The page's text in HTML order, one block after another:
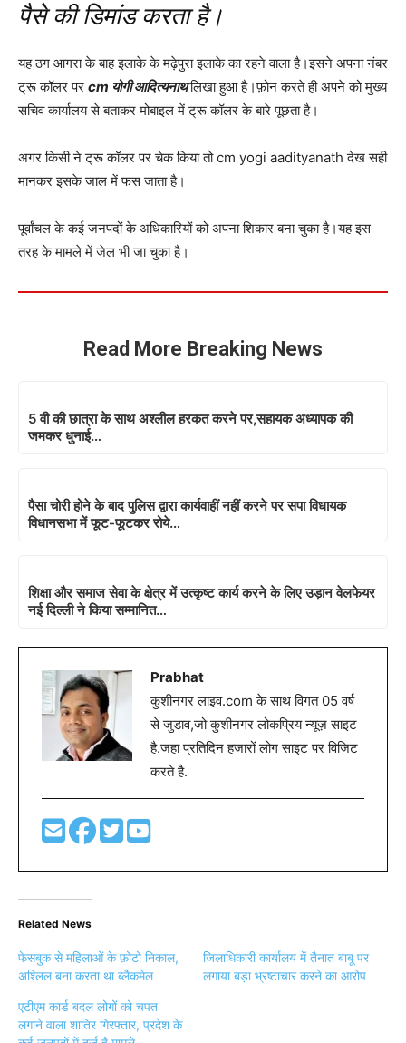
पैसे की डिमांड करता है।
यह ठग आगरा के बाह इलाके के मढ़ेपुरा इलाके का रहने वाला है।इसने अपना नंबर
ट्रू कॉलर पर cm योगी आदित्यनाथलिखा हुआ है।फ़ोन करते ही अपने को मुख्य
सचिव कार्यालय से बताकर मोबाइल में ट्रू कॉलर के बारे पूछता है।
अगर किसी ने ट्रू कॉलर पर चेक किया तो cm yogi aadityanath देख सही
मानकर इसके जाल में फस जाता है।
पूर्वांचल के कई जनपदों के अधिकारियों को अपना शिकार बना चुका है।यह इस
तरह के मामले में जेल भी जा चुका है।
Read More Breaking News
5 वी की छात्रा के साथ अश्लील हरकत करने पर,सहायक अध्यापक की
जमकर धुनाई…
पैसा चोरी होने के बाद पुलिस द्वारा कार्यवाहीं नहीं करने पर सपा विधायक
विधानसभा में फूट-फूटकर रोये…
शिक्षा और समाज सेवा के क्षेत्र में उत्कृष्ट कार्य करने के लिए उड़ान वेलफेयर
नई दिल्ली ने किया सम्मानित…
Prabhat
कुशीनगर लाइव.com के साथ विगत 05 वर्ष
से जुडाव,जो कुशीनगर लोकप्रिय न्यूज़ साइट
है.जहा प्रतिदिन हजारों लोग साइट पर विजिट
करते है.
Related News
फेसबुक से महिलाओं के फ़ोटो निकाल,
अश्लिल बना करता था ब्लैकमेल
जिलाधिकारी कार्यालय में तैनात बाबू पर
लगाया बड़ा भ्रष्टाचार करने का आरोप
एटीएम कार्ड बदल लोगों को चपत
लगाने वाला शातिर गिरफ्तार, प्रदेश के